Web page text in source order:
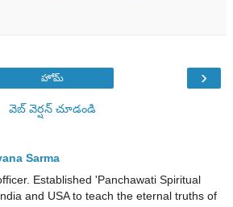
›
హోమ్
వెబ్ వెర్షన్‌ చూడండి
Sarma
Established 'Panchawati Spiritual
and USA to teach the eternal truths of